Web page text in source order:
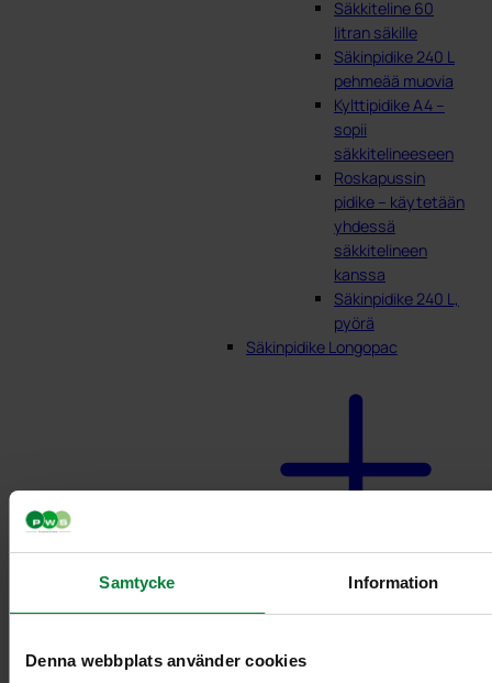
Samtycke Information
Denna webbplats använder cookies
Säkkiteline 60
litran säkille
Säkinpidike 240 L
pehmeää muovia
Kylttipidike A4 –
sopii
säkkitelineeseen
Roskapussin
pidike – käytetään
yhdessä
säkkitelineen
kanssa
Säkinpidike 240 L,
pyörä
Säkinpidike Longopac